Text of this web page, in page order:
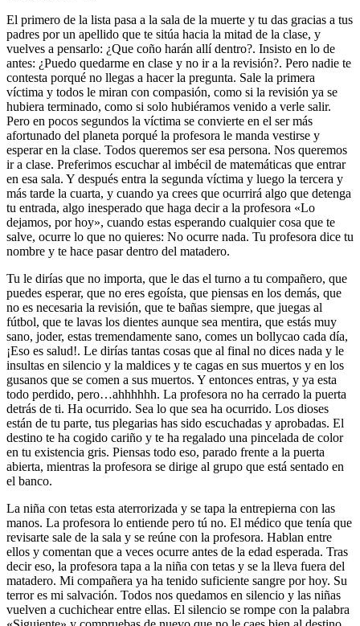
El primero de la lista pasa a la sala de la muerte y tu das gracias a tus
padres por un apellido que te sitúa hacia la mitad de la clase, y
vuelves a pensarlo: ¿Que coño harán allí dentro?. Insisto en lo de
antes: ¿Puedo quedarme en clase y no ir a la revisión?. Pero nadie te
contesta porqué no llegas a hacer la pregunta. Sale la primera
víctima y todos le miran con compasión, como si la revisión ya se
hubiera terminado, como si solo hubiéramos venido a verle salir.
Pero en pocos segundos la víctima se convierte en el ser más
afortunado del planeta porqué la profesora le manda vestirse y
esperar en la clase. Todos queremos ser esa persona. Nos queremos
ir a clase. Preferimos escuchar al imbécil de matemáticas que entrar
en esa sala. Y después entra la segunda víctima y luego la tercera y
más tarde la cuarta, y cuando ya crees que ocurrirá algo que detenga
tu entrada, algo inesperado que haga decir a la profesora «Lo
dejamos, por hoy», cuando estas esperando cualquier cosa que te
salve, ocurre lo que no quieres: No ocurre nada. Tu profesora dice tu
nombre y te hace pasar dentro del matadero.
Tu le dirías que no importa, que le das el turno a tu compañero, que
puedes esperar, que no eres egoísta, que piensas en los demás, que
no es necesaria la revisión, que te bañas siempre, que juegas al
fútbol, que te lavas los dientes aunque sea mentira, que estás muy
sano, joder, estas tremendamente sano, comes un bollycao cada día,
¡Eso es salud!. Le dirías tantas cosas que al final no dices nada y le
insultas en silencio y la maldices y te cagas en sus muertos y en los
gusanos que se comen a sus muertos. Y entonces entras, y ya esta
todo perdido, pero…ahhhhhh. La profesora no ha cerrado la puerta
detrás de ti. Ha ocurrido. Sea lo que sea ha ocurrido. Los dioses
están de tu parte, tus plegarias has sido escuchadas y aprobadas. El
destino te ha cogido cariño y te ha regalado una pincelada de color
en tu existencia gris. Piensas todo eso, parado frente a la puerta
abierta, mientras la profesora se dirige al grupo que está sentado en
el banco.
La niña con tetas esta aterrorizada y se tapa la entrepierna con las
manos. La profesora lo entiende pero tú no. El médico que tenía que
revisarte sale de la sala y se reúne con la profesora. Hablan entre
ellos y comentan que a veces ocurre antes de la edad esperada. Tras
decir eso, la profesora tapa a la niña con tetas y se la lleva fuera del
matadero. Mi compañera ya ha tenido suficiente sangre por hoy. Su
terror es mi salvación. Todos nos quedamos en silencio y las niñas
vuelven a cuchichear entre ellas. El silencio se rompe con la palabra